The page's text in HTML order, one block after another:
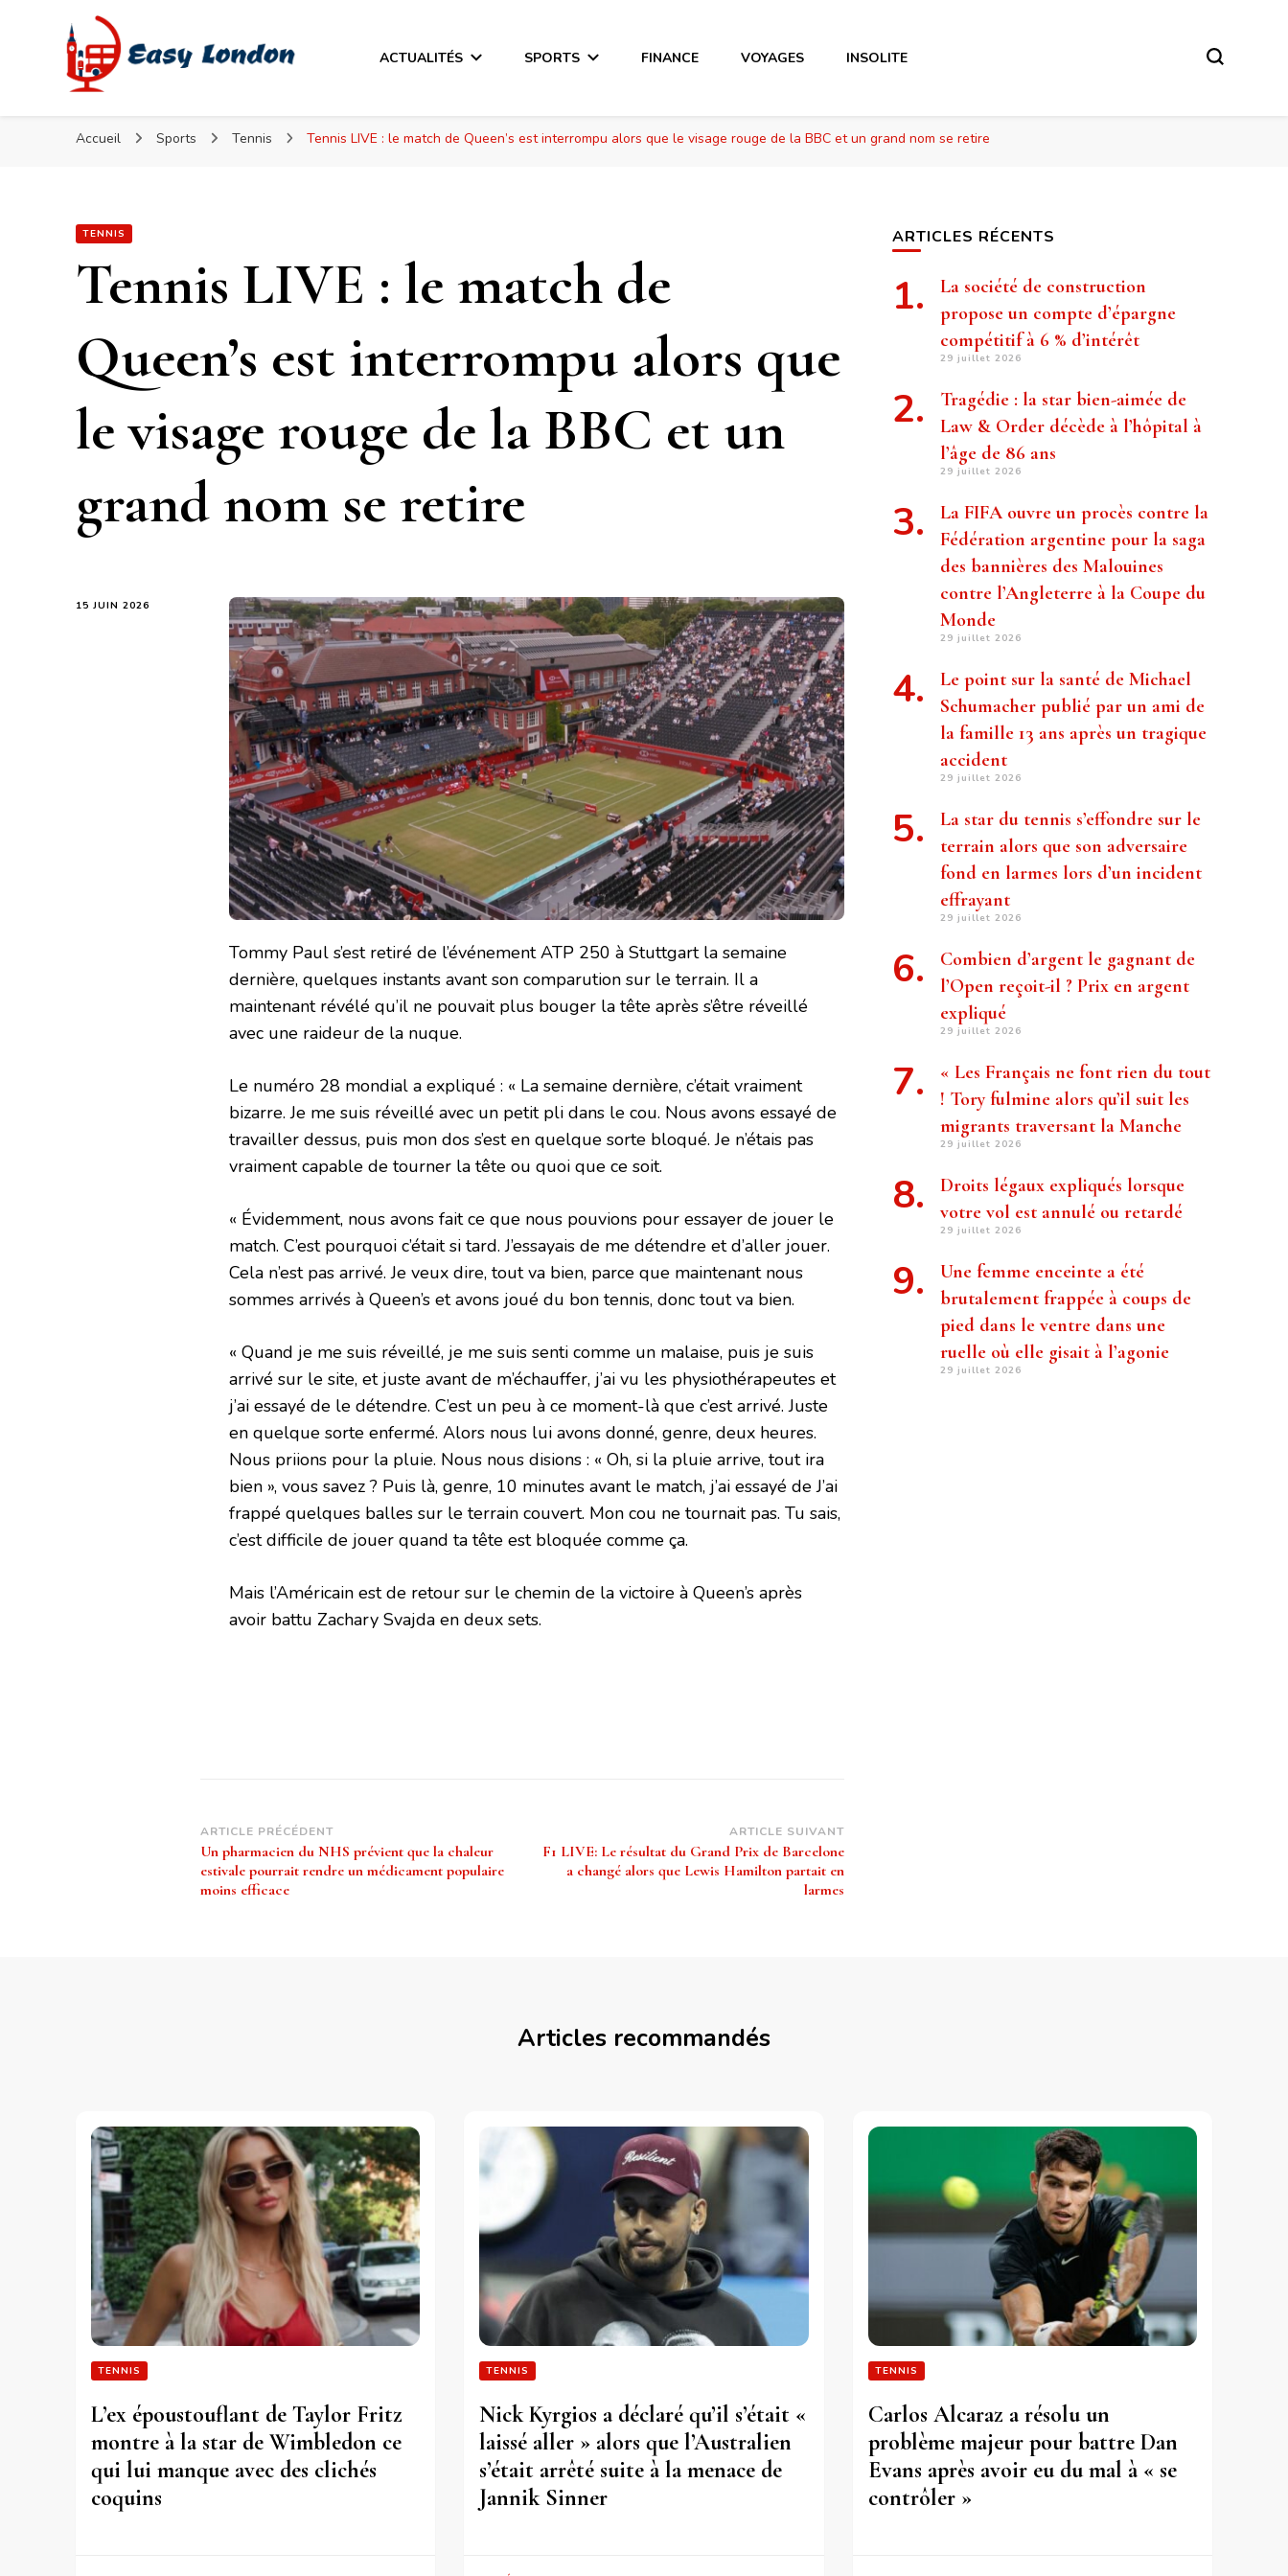
Easy London
Easy London
ACTUALITÉS SPORTS FINANCE VOYAGES INSOLITE
Accueil Sports Tennis Tennis LIVE : le match de Queen’s est interrompu alors que le visage rouge de la BBC et un grand nom se retire
TENNIS
Tennis LIVE : le match de
Queen’s est interrompu alors que
le visage rouge de la BBC et un
grand nom se retire
15 JUIN 2026
Tommy Paul s’est retiré de l’événement ATP 250 à Stuttgart la semaine
dernière, quelques instants avant son comparution sur le terrain. Il a
maintenant révélé qu’il ne pouvait plus bouger la tête après s’être réveillé
avec une raideur de la nuque.
Le numéro 28 mondial a expliqué : « La semaine dernière, c’était vraiment
bizarre. Je me suis réveillé avec un petit pli dans le cou. Nous avons essayé de
travailler dessus, puis mon dos s’est en quelque sorte bloqué. Je n’étais pas
vraiment capable de tourner la tête ou quoi que ce soit.
« Évidemment, nous avons fait ce que nous pouvions pour essayer de jouer le
match. C’est pourquoi c’était si tard. J’essayais de me détendre et d’aller jouer.
Cela n’est pas arrivé. Je veux dire, tout va bien, parce que maintenant nous
sommes arrivés à Queen’s et avons joué du bon tennis, donc tout va bien.
« Quand je me suis réveillé, je me suis senti comme un malaise, puis je suis
arrivé sur le site, et juste avant de m’échauffer, j’ai vu les physiothérapeutes et
j’ai essayé de le détendre. C’est un peu à ce moment-là que c’est arrivé. Juste
en quelque sorte enfermé. Alors nous lui avons donné, genre, deux heures.
Nous priions pour la pluie. Nous nous disions : « Oh, si la pluie arrive, tout ira
bien », vous savez ? Puis là, genre, 10 minutes avant le match, j’ai essayé de J’ai
frappé quelques balles sur le terrain couvert. Mon cou ne tournait pas. Tu sais,
c’est difficile de jouer quand ta tête est bloquée comme ça.
Mais l’Américain est de retour sur le chemin de la victoire à Queen’s après
avoir battu Zachary Svajda en deux sets.
Navigation
d’article
ARTICLE PRÉCÉDENT
Un pharmacien du NHS prévient que la chaleur
estivale pourrait rendre un médicament populaire
moins efficace
ARTICLE SUIVANT
F1 LIVE: Le résultat du Grand Prix de Barcelone
a changé alors que Lewis Hamilton partait en
larmes
ARTICLES RÉCENTS
La société de construction
propose un compte d’épargne
compétitif à 6 % d’intérêt
29 juillet 2026
Tragédie : la star bien-aimée de
Law & Order décède à l’hôpital à
l’âge de 86 ans
29 juillet 2026
La FIFA ouvre un procès contre la
Fédération argentine pour la saga
des bannières des Malouines
contre l’Angleterre à la Coupe du
Monde
29 juillet 2026
Le point sur la santé de Michael
Schumacher publié par un ami de
la famille 13 ans après un tragique
accident
29 juillet 2026
La star du tennis s’effondre sur le
terrain alors que son adversaire
fond en larmes lors d’un incident
effrayant
29 juillet 2026
Combien d’argent le gagnant de
l’Open reçoit-il ? Prix ​​en argent
expliqué
29 juillet 2026
« Les Français ne font rien du tout
! Tory fulmine alors qu’il suit les
migrants traversant la Manche
29 juillet 2026
Droits légaux expliqués lorsque
votre vol est annulé ou retardé
29 juillet 2026
Une femme enceinte a été
brutalement frappée à coups de
pied dans le ventre dans une
ruelle où elle gisait à l’agonie
29 juillet 2026
Articles recommandés
TENNIS
L’ex époustouflant de Taylor Fritz
montre à la star de Wimbledon ce
qui lui manque avec des clichés
coquins
TENNIS
Nick Kyrgios a déclaré qu’il s’était «
laissé aller » alors que l’Australien
s’était arrêté suite à la menace de
Jannik Sinner
TENNIS
Carlos Alcaraz a résolu un
problème majeur pour battre Dan
Evans après avoir eu du mal à « se
contrôler »